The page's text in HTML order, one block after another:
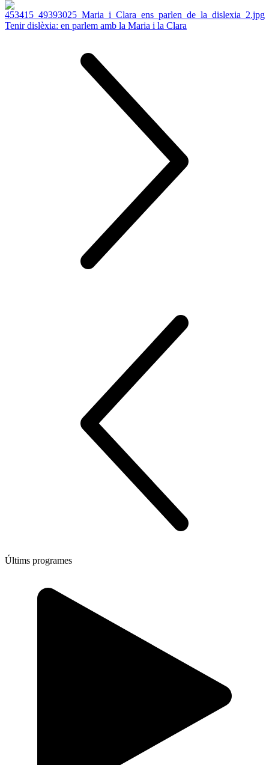
Tenir dislèxia: en parlem amb la Maria i la Clara
Últims programes